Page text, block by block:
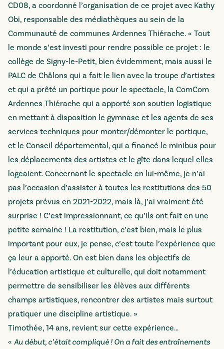
CD08, a coordonné l’organisation de ce projet avec Kathy
Obi, responsable des médiathèques au sein de la
Communauté de communes Ardennes Thiérache. « Tout
le monde s’est investi pour rendre possible ce projet : le
collège de Signy-le-Petit, bien évidemment, mais aussi le
PALC de Châlons qui a fait le lien avec la troupe d’artistes
et qui a prêté un portique pour le spectacle, la ComCom
Ardennes Thiérache qui a apporté son soutien logistique
en mettant à disposition le gymnase et les agents de ses
services techniques pour monter/démonter le portique,
et le Conseil départemental, qui a financé le minibus pour
les déplacements des artistes et le gîte dans lequel elles
logeaient. Concernant le spectacle en lui-même, je n’ai
pas l’occasion d’assister à toutes les restitutions des 50
projets prévus en 2021-2022, mais là, j’ai vraiment été
surprise ! C’est impressionnant, ce qu’ils ont fait en une
petite semaine ! La restitution, c’est bien, mais le plus
important pour eux, je pense, c’est toute l’expérience que
ça leur a apporté. On est bien dans les objectifs de
l’éducation artistique et culturelle, qui doit notamment
permettre de sensibiliser les élèves aux différents
champs artistiques, rencontrer des artistes mais surtout
pratiquer une discipline artistique. »
Timothée, 14 ans, revient sur cette expérience…
« Au début, c’était compliqué ! On a fait des entraînements